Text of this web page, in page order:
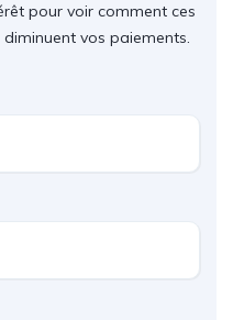
pour voir comment ces
vos paiements.